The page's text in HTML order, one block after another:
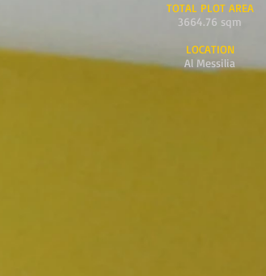
TOTAL PLOT AREA
3664.76 sqm
LOCATION
Al Messilia